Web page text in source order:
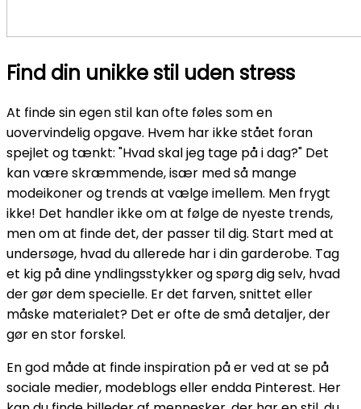
Find din unikke stil uden stress
At finde sin egen stil kan ofte føles som en
uovervindelig opgave. Hvem har ikke stået foran
spejlet og tænkt: "Hvad skal jeg tage på i dag?" Det
kan være skræmmende, især med så mange
modeikoner og trends at vælge imellem. Men frygt
ikke! Det handler ikke om at følge de nyeste trends,
men om at finde det, der passer til dig. Start med at
undersøge, hvad du allerede har i din garderobe. Tag
et kig på dine yndlingsstykker og spørg dig selv, hvad
der gør dem specielle. Er det farven, snittet eller
måske materialet? Det er ofte de små detaljer, der
gør en stor forskel.
En god måde at finde inspiration på er ved at se på
sociale medier, modeblogs eller endda Pinterest. Her